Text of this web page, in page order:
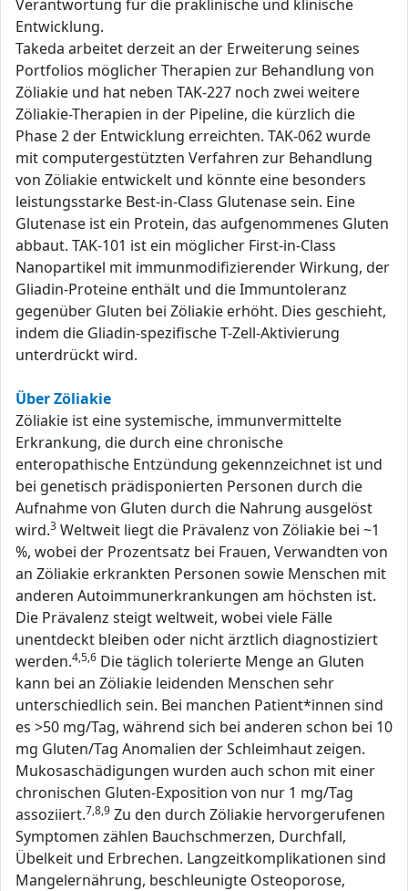
Verantwortung für die präklinische und klinische
Entwicklung.
Takeda arbeitet derzeit an der Erweiterung seines
Portfolios möglicher Therapien zur Behandlung von
Zöliakie und hat neben TAK-227 noch zwei weitere
Zöliakie-Therapien in der Pipeline, die kürzlich die
Phase 2 der Entwicklung erreichten. TAK-062 wurde
mit computergestützten Verfahren zur Behandlung
von Zöliakie entwickelt und könnte eine besonders
leistungsstarke Best-in-Class Glutenase sein. Eine
Glutenase ist ein Protein, das aufgenommenes Gluten
abbaut. TAK-101 ist ein möglicher First-in-Class
Nanopartikel mit immunmodifizierender Wirkung, der
Gliadin-Proteine enthält und die Immuntoleranz
gegenüber Gluten bei Zöliakie erhöht. Dies geschieht,
indem die Gliadin-spezifische T-Zell-Aktivierung
unterdrückt wird.
Über Zöliakie
Zöliakie ist eine systemische, immunvermittelte
Erkrankung, die durch eine chronische
enteropathische Entzündung gekennzeichnet ist und
bei genetisch prädisponierten Personen durch die
Aufnahme von Gluten durch die Nahrung ausgelöst
wird.3 Weltweit liegt die Prävalenz von Zöliakie bei ~1
%, wobei der Prozentsatz bei Frauen, Verwandten von
an Zöliakie erkrankten Personen sowie Menschen mit
anderen Autoimmunerkrankungen am höchsten ist.
Die Prävalenz steigt weltweit, wobei viele Fälle
unentdeckt bleiben oder nicht ärztlich diagnostiziert
werden.4,5,6 Die täglich tolerierte Menge an Gluten
kann bei an Zöliakie leidenden Menschen sehr
unterschiedlich sein. Bei manchen Patient*innen sind
es >50 mg/Tag, während sich bei anderen schon bei 10
mg Gluten/Tag Anomalien der Schleimhaut zeigen.
Mukosaschädigungen wurden auch schon mit einer
chronischen Gluten-Exposition von nur 1 mg/Tag
assoziiert.7,8,9 Zu den durch Zöliakie hervorgerufenen
Symptomen zählen Bauchschmerzen, Durchfall,
Übelkeit und Erbrechen. Langzeitkomplikationen sind
Mangelernährung, beschleunigte Osteoporose,